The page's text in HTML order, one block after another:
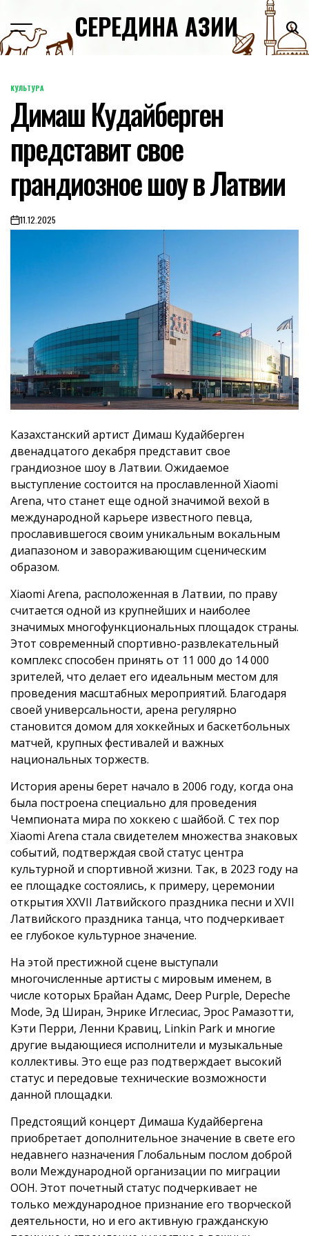
content
СЕРЕДИНА АЗИИ
POSTED
КУЛЬТУРА
Димаш Кудайберген
представит свое
грандиозное шоу в Латвии
on11.12.2025
Казахстанский артист Димаш Кудайберген
двенадцатого декабря представит свое
грандиозное шоу в Латвии. Ожидаемое
выступление состоится на прославленной Xiaomi
Arena, что станет еще одной значимой вехой в
международной карьере известного певца,
прославившегося своим уникальным вокальным
диапазоном и завораживающим сценическим
образом.
Xiaomi Arena, расположенная в Латвии, по праву
считается одной из крупнейших и наиболее
значимых многофункциональных площадок страны.
Этот современный спортивно-развлекательный
комплекс способен принять от 11 000 до 14 000
зрителей, что делает его идеальным местом для
проведения масштабных мероприятий. Благодаря
своей универсальности, арена регулярно
становится домом для хоккейных и баскетбольных
матчей, крупных фестивалей и важных
национальных торжеств.
История арены берет начало в 2006 году, когда она
была построена специально для проведения
Чемпионата мира по хоккею с шайбой. С тех пор
Xiaomi Arena стала свидетелем множества знаковых
событий, подтверждая свой статус центра
культурной и спортивной жизни. Так, в 2023 году на
ее площадке состоялись, к примеру, церемонии
открытия XXVII Латвийского праздника песни и XVII
Латвийского праздника танца, что подчеркивает
ее глубокое культурное значение.
На этой престижной сцене выступали
многочисленные артисты с мировым именем, в
числе которых Брайан Адамс, Deep Purple, Depeche
Mode, Эд Ширан, Энрике Иглесиас, Эрос Рамазотти,
Кэти Перри, Ленни Кравиц, Linkin Park и многие
другие выдающиеся исполнители и музыкальные
коллективы. Это еще раз подтверждает высокий
статус и передовые технические возможности
данной площадки.
Предстоящий концерт Димаша Кудайбергена
приобретает дополнительное значение в свете его
недавнего назначения Глобальным послом доброй
воли Международной организации по миграции
ООН. Этот почетный статус подчеркивает не
только международное признание его творческой
деятельности, но и его активную гражданскую